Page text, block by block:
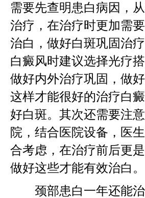
需要先查明患白病因，
治疗，在治疗时更加需
治白，做好白斑巩固治
白癜风时建议选择光疗
做好内外治疗巩固，做
这样才能很好的治疗白
好白斑。其次还需要注
院，结合医院设备，医
合考虑，在治疗前后更
做好这些才能有效治白。
颈部患白一年还能治